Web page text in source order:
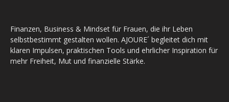
Finanzen, Business & Mindset für Frauen, die ihr Leben
selbstbestimmt gestalten wollen. AJOURE´ begleitet dich mit
klaren Impulsen, praktischen Tools und ehrlicher Inspiration für
mehr Freiheit, Mut und finanzielle Stärke.